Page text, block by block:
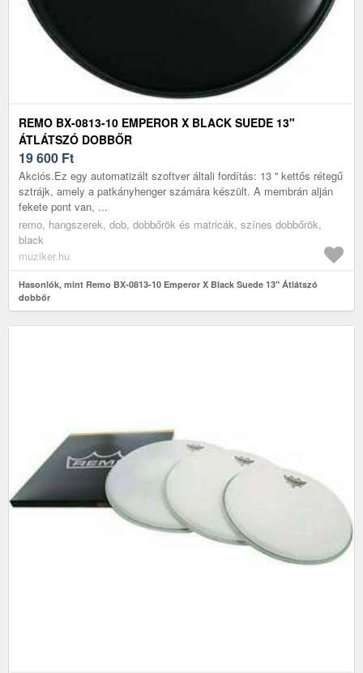
REMO BX-0813-10 EMPEROR X BLACK SUEDE 13"
ÁTLÁTSZÓ DOBBŐR
19 600 Ft
Akciós.Ez egy automatizált szoftver általi fordítás: 13 '' kettős rétegű
sztrájk, amely a patkányhenger számára készült. A membrán alján
fekete pont van, ...
remo, hangszerek, dob, dobbőrök és matricák, színes dobbőrök,
black
muziker.hu
Hasonlók, mint Remo BX-0813-10 Emperor X Black Suede 13" Átlátszó
dobbőr